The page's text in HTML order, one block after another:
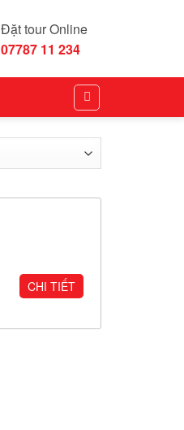
Đặt tour Online
07787 11 234
CHI TIẾT